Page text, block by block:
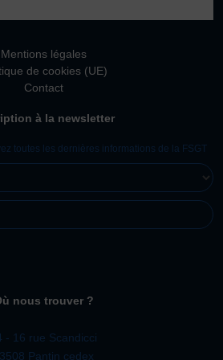
UN COMITÉ
Mentions légales
de cookies (UE)
Contact
à la newsletter
toutes les dernières informations de la FSGT
UN
(NÉCESSAIRE)
MAIL
nous trouver ?
- 16 rue Scandicci
Pantin cedex